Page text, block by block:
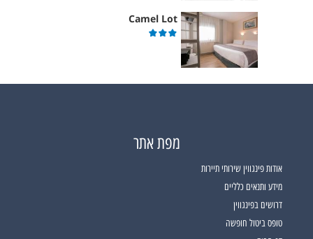
Camel Lot
מפת אתר
אודות פינגווין שירותי תיירות
מידע ותנאים כלליים
דרושים בפינגווין
טופס ביטול חופשה